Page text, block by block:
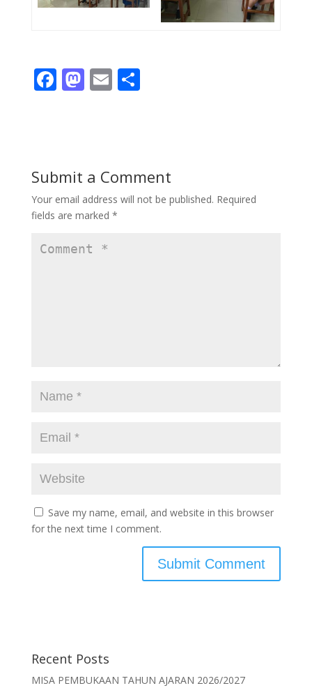
F
o
o
k
M
o
n
E S
Submit a Comment
Your email address will not be published. Required
fields are marked *
Save my name, email, and website in this browser
for the next time I comment.
Recent Posts
MISA PEMBUKAAN TAHUN AJARAN 2026/2027